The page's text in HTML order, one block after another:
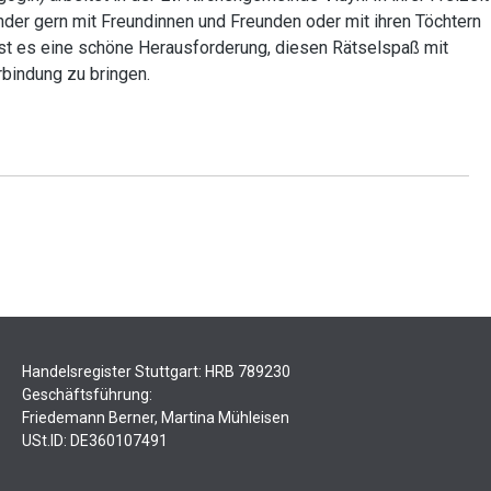
gern mit Freundinnen und Freunden oder mit ihren Töchtern
es eine schöne Herausforderung, diesen Rätselspaß mit
zu bringen.
Handelsregister Stuttgart: HRB 789230
Geschäftsführung:
Friedemann Berner, Martina Mühleisen
USt.ID: DE360107491